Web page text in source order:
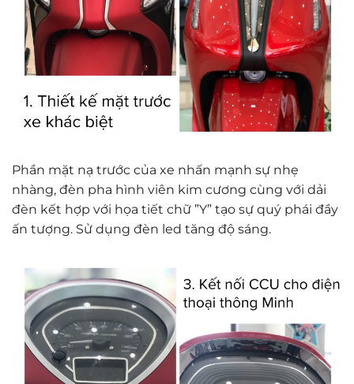
Phần mặt nạ trước của xe nhấn mạnh sự nhẹ
nhàng, đèn pha hình viên kim cương cùng với dải
đèn kết hợp với họa tiết chữ ”Y” tạo sự quý phái đầy
ấn tượng. Sử dụng đèn led tăng độ sáng.